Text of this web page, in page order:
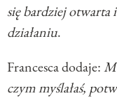
się bardziej otwarta
działaniu.
Francesca dodaje:
czym myślałaś,